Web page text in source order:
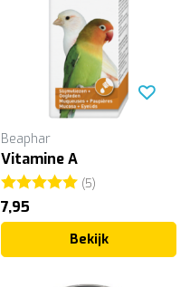
Beaphar
Vitamine A
Beoordeling:(5)
7,95
Bekijk